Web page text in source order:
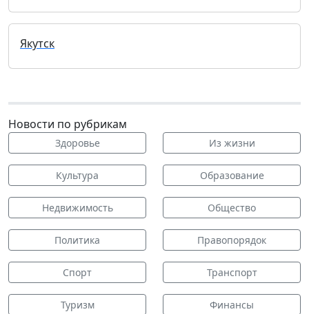
Якутск
Новости по рубрикам
Здоровье Из жизни
Культура Образование
Недвижимость Общество
Политика Правопорядок
Спорт Транспорт
Туризм Финансы